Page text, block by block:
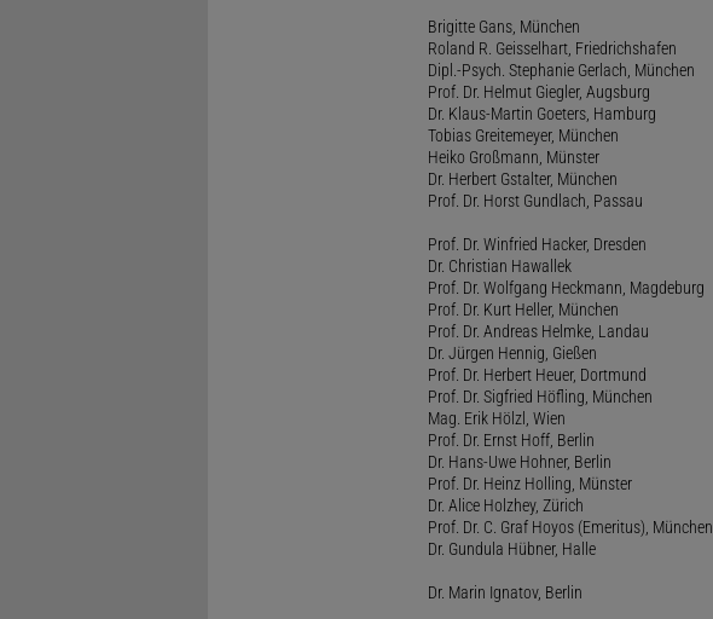
Brigitte Gans, München
Roland R. Geisselhart, Friedrichshafen
Dipl.-Psych. Stephanie Gerlach, München
Prof. Dr. Helmut Giegler, Augsburg
Dr. Klaus-Martin Goeters, Hamburg
Tobias Greitemeyer, München
Heiko Großmann, Münster
Dr. Herbert Gstalter, München
Prof. Dr. Horst Gundlach, Passau
Prof. Dr. Winfried Hacker, Dresden
Dr. Christian Hawallek
Prof. Dr. Wolfgang Heckmann, Magdeburg
Prof. Dr. Kurt Heller, München
Prof. Dr. Andreas Helmke, Landau
Dr. Jürgen Hennig, Gießen
Prof. Dr. Herbert Heuer, Dortmund
Prof. Dr. Sigfried Höfling, München
Mag. Erik Hölzl, Wien
Prof. Dr. Ernst Hoff, Berlin
Dr. Hans-Uwe Hohner, Berlin
Prof. Dr. Heinz Holling, Münster
Dr. Alice Holzhey, Zürich
Prof. Dr. C. Graf Hoyos (Emeritus), München
Dr. Gundula Hübner, Halle
Dr. Marin Ignatov, Berlin